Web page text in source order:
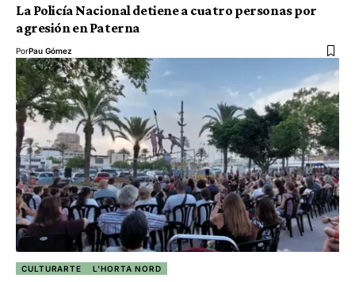
La Policía Nacional detiene a cuatro personas por
agresión en Paterna
PorPau Gómez
CULTURARTE L'HORTA NORD